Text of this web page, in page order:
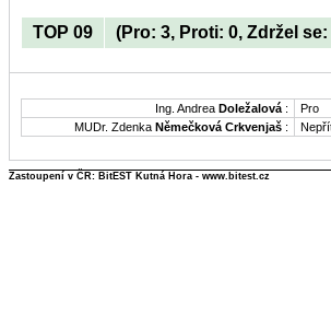
TOP 09 (Pro: 3, Proti: 0, Zdržel se:
Ing. Andrea Doležalová :
Pro
MUDr. Zdenka Němečková Crkvenjaš :
Zastoupení v ČR: BitEST Kutná Hora - www.bitest.cz